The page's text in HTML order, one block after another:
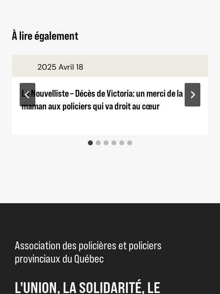
À lire également
2025 Avril 18
Le Nouvelliste – Décès de Victoria: un merci de la
maman aux policiers qui va droit au cœur
Association des policières et policiers
provinciaux du Québec
L'UNION, LA SOLIDARITÉ, LE